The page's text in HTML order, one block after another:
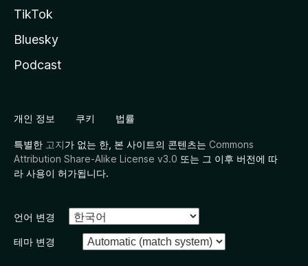
TikTok
Bluesky
Podcast
개인 정보 쿠키 법률
특별한 고지가 없는 한, 본 사이트의 콘텐츠는 Commons
Attribution Share-Alike License v3.0 또는 그 이후 버전에 따
라 사용이 허가됩니다.
언어 변경
테마 변경